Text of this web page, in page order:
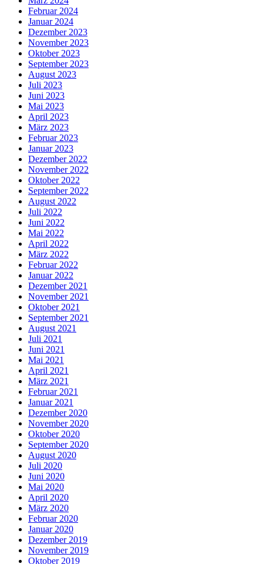
Februar 2024
Januar 2024
Dezember 2023
November 2023
Oktober 2023
September 2023
August 2023
Juli 2023
Juni 2023
Mai 2023
April 2023
März 2023
Februar 2023
Januar 2023
Dezember 2022
November 2022
Oktober 2022
September 2022
August 2022
Juli 2022
Juni 2022
Mai 2022
April 2022
März 2022
Februar 2022
Januar 2022
Dezember 2021
November 2021
Oktober 2021
September 2021
August 2021
Juli 2021
Juni 2021
Mai 2021
April 2021
März 2021
Februar 2021
Januar 2021
Dezember 2020
November 2020
Oktober 2020
September 2020
August 2020
Juli 2020
Juni 2020
Mai 2020
April 2020
März 2020
Februar 2020
Januar 2020
Dezember 2019
November 2019
Oktober 2019